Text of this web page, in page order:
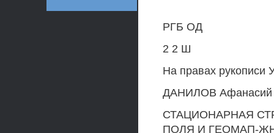
РГБ ОД
2 2 Ш
На правах рукописи
ДАНИЛОВ Афанасий
СТАЦИОНАРНАЯ
ПОЛЯ И ГЕОМАП-